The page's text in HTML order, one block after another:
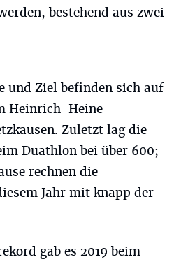
bestehend aus zwei
und Ziel befinden sich auf
Heinrich-Heine-
Zuletzt lag die
Duathlon bei über 600;
rechnen die
Jahr mit knapp der
gab es 2019 beim